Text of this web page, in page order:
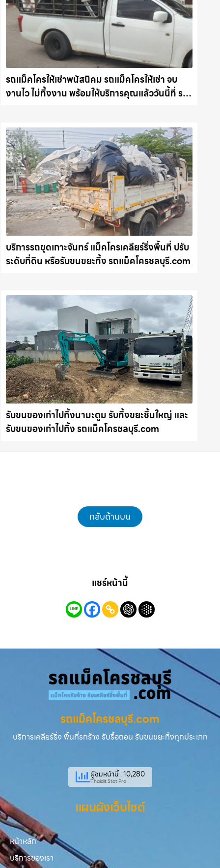
รถแม็คโครให้เช่าพนัสนิคม รถแม็คโครให้เช่า จบ
งานไว ไม่ทิ้งงาน พร้อมให้บริการคุณแล้ววันนี้ที่ รถ
บริการรถขุดเกาะจันทร์ แม็คโครเคลียร์ริ่งพื้นที่ ปรับ
ระดับที่ดิน หรือรับขนขยะทิ้ง รถแม็คโครชลบุรี.com
รับขนของเก่าไปทิ้งนามะตูม รับทิ้งขยะชิ้นใหญ่ และ
รับขนของเก่าไปทิ้ง รถแม็คโครชลบุรี.com
กลับด้านบน
แชร์หน้านี้
รถแม็คโครชลบุรี.com
บริการเคลียร์ริ่ง พื้นที่รกร้าง รับรื้อถอน รับขนขยะทิ้งทุกประเภท
ผู้ชมหน้านี้ : 10,280
Thaidit Stat Pro
แผนผังเว็บไซต์
หน้าหลัก
บริการของเรา